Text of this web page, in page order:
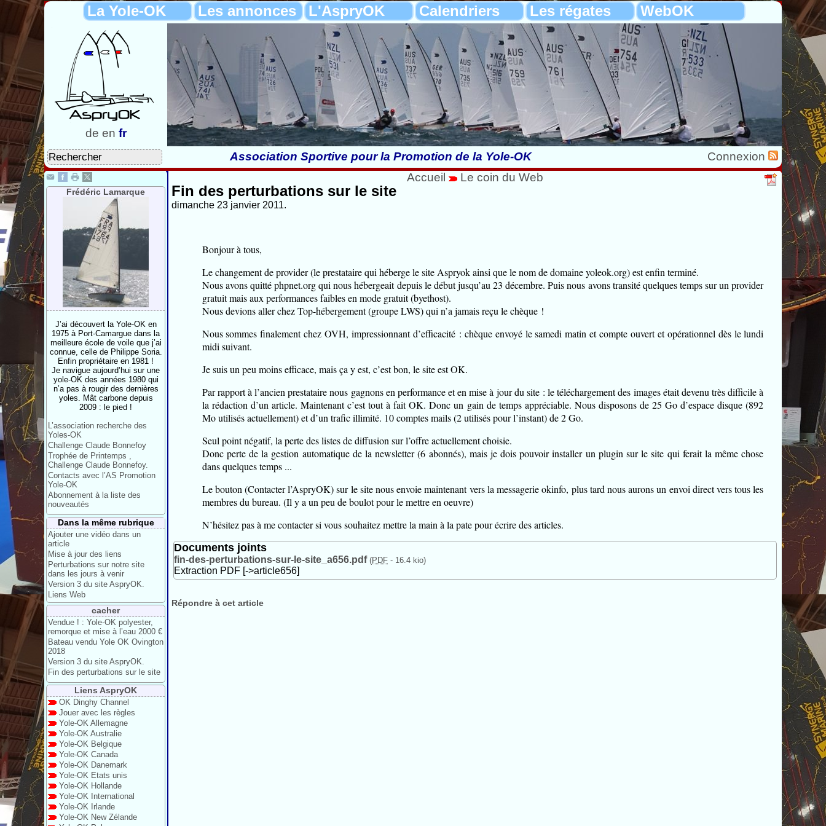
La Yole-OK Les annonces L'AspryOK Calendriers Les régates WebOK
de en fr
Association Sportive pour la Promotion de la Yole-OK
Connexion
Frédéric Lamarque
J’ai découvert la Yole-OK en
1975 à Port-Camargue dans la
meilleure école de voile que j’ai
connue, celle de Philippe Soria.
Enfin propriétaire en 1981 !
Je navigue aujourd’hui sur une
yole-OK des années 1980 qui
n’a pas à rougir des dernières
yoles. Mât carbone depuis
2009 : le pied !
L’association recherche des
Yoles-OK
Challenge Claude Bonnefoy
Trophée de Printemps ,
Challenge Claude Bonnefoy.
Contacts avec l’AS Promotion
Yole-OK
Abonnement à la liste des
nouveautés
Dans la même rubrique
Ajouter une vidéo dans un
article
Mise à jour des liens
Perturbations sur notre site
dans les jours à venir
Version 3 du site AspryOK.
Liens Web
cacher
Vendue ! : Yole-OK polyester,
remorque et mise à l’eau 2000 €
Bateau vendu Yole OK Ovington
2018
Version 3 du site AspryOK.
Fin des perturbations sur le site
Liens AspryOK
OK Dinghy Channel
Jouer avec les règles
Yole-OK Allemagne
Yole-OK Australie
Yole-OK Belgique
Yole-OK Canada
Yole-OK Danemark
Yole-OK Etats unis
Yole-OK Hollande
Yole-OK International
Yole-OK Irlande
Yole-OK New Zélande
Accueil Le coin du Web
Fin des perturbations sur le site
dimanche 23 janvier 2011.
Bonjour à tous,
Le changement de provider (le prestataire qui héberge le site Aspryok ainsi que le nom de domaine yoleok.org) est enfin terminé.
Nous avons quitté phpnet.org qui nous hébergeait depuis le début jusqu’au 23 décembre. Puis nous avons transité quelques temps sur un provider
gratuit mais aux performances faibles en mode gratuit (byethost).
Nous devions aller chez Top-hébergement (groupe LWS) qui n’a jamais reçu le chèque !
Nous sommes finalement chez OVH, impressionnant d’efficacité : chèque envoyé le samedi matin et compte ouvert et opérationnel dès le lundi
midi suivant.
Je suis un peu moins efficace, mais ça y est, c’est bon, le site est OK.
Par rapport à l’ancien prestataire nous gagnons en performance et en mise à jour du site : le téléchargement des images était devenu très difficile à
la rédaction d’un article. Maintenant c’est tout à fait OK. Donc un gain de temps appréciable. Nous disposons de 25 Go d’espace disque (892
Mo utilisés actuellement) et d’un trafic illimité. 10 comptes mails (2 utilisés pour l’instant) de 2 Go.
Seul point négatif, la perte des listes de diffusion sur l’offre actuellement choisie.
Donc perte de la gestion automatique de la newsletter (6 abonnés), mais je dois pouvoir installer un plugin sur le site qui ferait la même chose
dans quelques temps ...
Le bouton (Contacter l’AspryOK) sur le site nous envoie maintenant vers la messagerie okinfo, plus tard nous aurons un envoi direct vers tous les
membres du bureau. (Il y a un peu de boulot pour le mettre en oeuvre)
N’hésitez pas à me contacter si vous souhaitez mettre la main à la pate pour écrire des articles.
Documents joints
fin-des-perturbations-sur-le-site_a656.pdf (PDF - 16.4 kio)
Extraction PDF [->article656]
Répondre à cet article